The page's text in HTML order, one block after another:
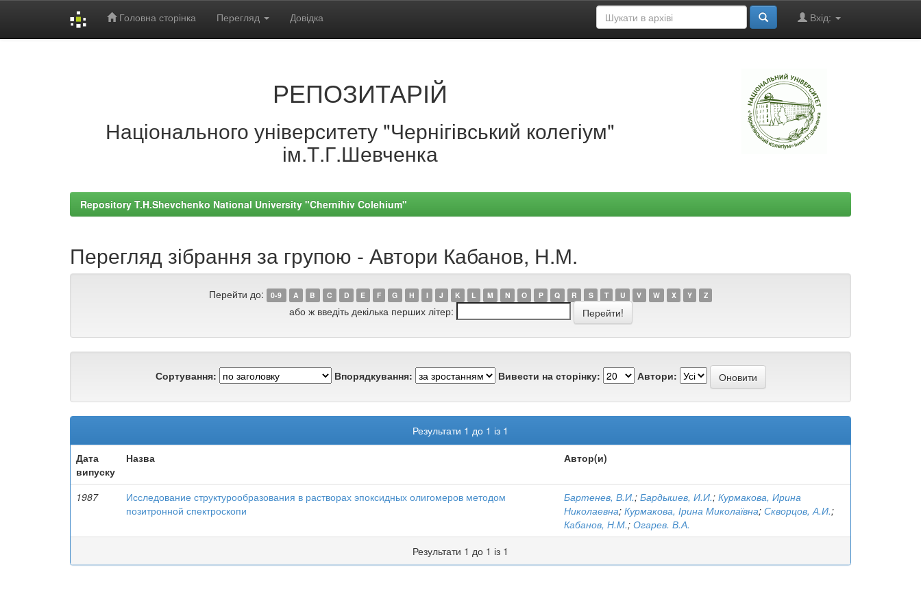
Головна сторінка Перегляд Довідка Вхід:
РЕПОЗИТАРІЙ
Національного університету "Чернігівський колегіум"
ім.Т.Г.Шевченка
Repository T.H.Shevchenko National University "Chernihiv Colehium"
Перегляд зібрання за групою - Автори Кабанов, Н.М.
Перейти до: 0-9 A B C D E F G H I J K L M N O P Q R S T U V W X Y Z
або ж введіть декілька перших літер:
Сортування: Впорядкування: Вивести на сторінку: Автори:
Результати 1 до 1 із 1
Дата
випуску
Назва Автор(и)
1987
Исследование структурообразования в растворах эпоксидных олигомеров методом
позитронной спектроскопи
Бартенев, В.И.; Бардышев, И.И.; Курмакова, Ирина
Николаевна; Курмакова, Ірина Миколаївна; Скворцов, А.И.;
Кабанов, Н.М.; Огарев. В.А.
Результати 1 до 1 із 1